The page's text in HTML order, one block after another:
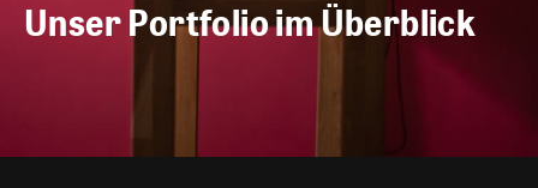
Unser Portfolio im Überblick